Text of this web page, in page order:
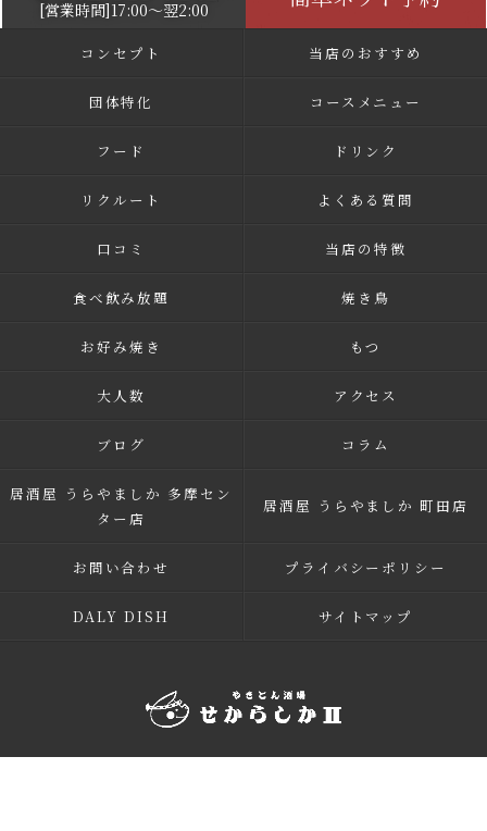
[営業時間]17:00～翌2:00
コンセプト 当店のおすすめ
団体特化 コースメニュー
フード ドリンク
リクルート よくある質問
口コミ 当店の特徴
食べ飲み放題 焼き鳥
お好み焼き もつ
大人数 アクセス
ブログ コラム
居酒屋 うらやましか 多摩セン
ター店
居酒屋 うらやましか 町田店
お問い合わせ プライバシーポリシー
DALY DISH サイトマップ